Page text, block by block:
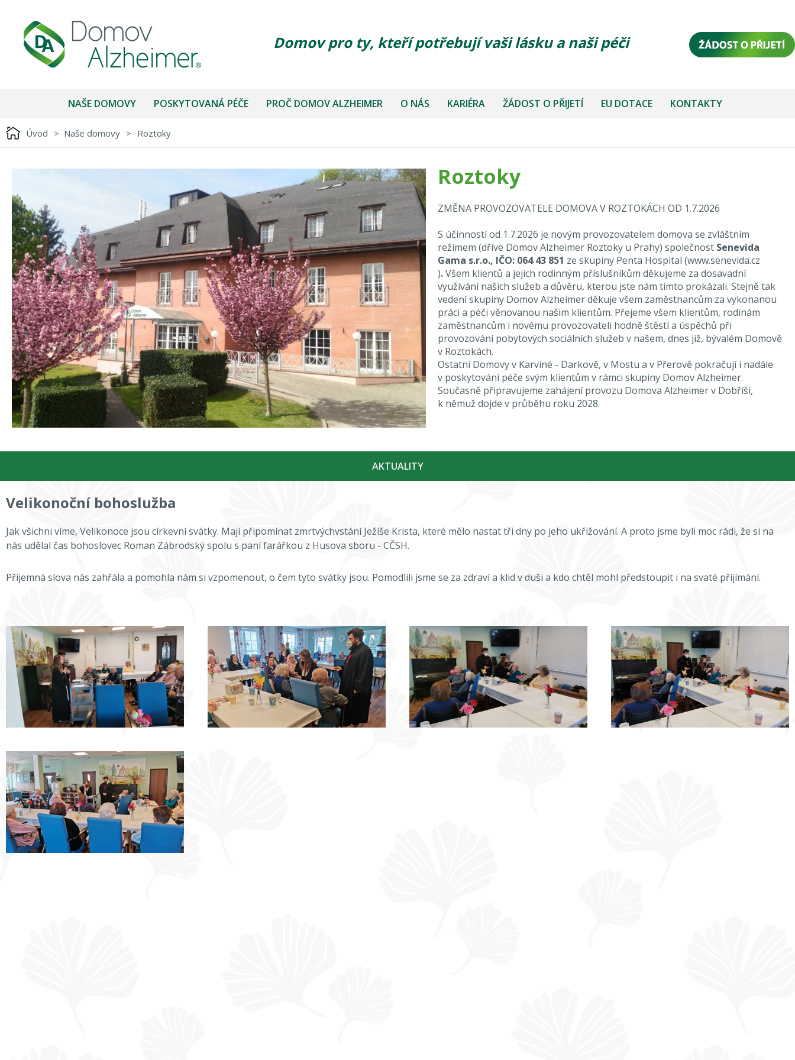
Domov pro ty, kteří potřebují vaši lásku a naši péči
NAŠE DOMOVY POSKYTOVANÁ PÉČE PROČ DOMOV ALZHEIMER O NÁS KARIÉRA ŽÁDOST O PŘIJETÍ EU DOTACE KONTAKTY
Úvod > Naše domovy > Roztoky
Roztoky
ZMĚNA PROVOZOVATELE DOMOVA V ROZTOKÁCH OD 1.7.2026
S účinností od 1.7.2026 je novým provozovatelem domova se zvláštním
režimem (dříve Domov Alzheimer Roztoky u Prahy) společnost Senevida
Gama s.r.o., IČO: 064 43 851 ze skupiny Penta Hospital (www.senevida.cz
).Všem klientů a jejich rodinným příslušníkům děkujeme za dosavadní
využívání našich služeb a důvěru, kterou jste nám tímto prokázali. Stejně tak
vedení skupiny Domov Alzheimer děkuje všem zaměstnancům za vykonanou
práci a péči věnovanou našim klientům. Přejeme všem klientům, rodinám
zaměstnancům i novému provozovateli hodně štěstí a úspěchů při
provozování pobytových sociálních služeb v našem, dnes již, bývalém Domově
v Roztokách.
Ostatní Domovy v Karviné - Darkově, v Mostu a v Přerově pokračují i nadále
v poskytování péče svým klientům v rámci skupiny Domov Alzheimer.
Současně připravujeme zahájení provozu Domova Alzheimer v Dobříši,
k němuž dojde v průběhu roku 2028.
AKTUALITY
Velikonoční bohoslužba
Jak všichni víme, Velikonoce jsou církevní svátky. Mají připomínat zmrtvýchvstání Ježíše Krista, které mělo nastat tři dny po jeho ukřižování. A proto jsme byli moc rádi, že si na
nás udělal čas bohoslovec Roman Zábrodský spolu s paní farářkou z Husova sboru - CČSH.
Příjemná slova nás zahřála a pomohla nám si vzpomenout, o čem tyto svátky jsou. Pomodlili jsme se za zdraví a klid v duši a kdo chtěl mohl předstoupit i na svaté přijímání.